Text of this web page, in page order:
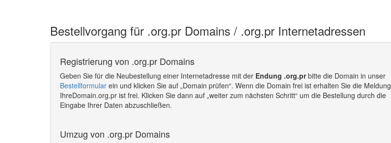
Bestellvorgang für .org.pr Domains / .org.pr Internetadressen
Registrierung von .org.pr Domains
Geben Sie für die Neubestellung einer Internetadresse mit der Endung .org.prbitte die Domain in unser
Bestellformular ein und klicken Sie auf „Domain prüfen“. Wenn die Domain frei ist erhalten Sie die Meldung
IhreDomain.org.pr ist frei. Klicken Sie dann auf „weiter zum nächsten Schritt“ um die Bestellung durch die
Eingabe Ihrer Daten abzuschließen.
Umzug von .org.pr Domains